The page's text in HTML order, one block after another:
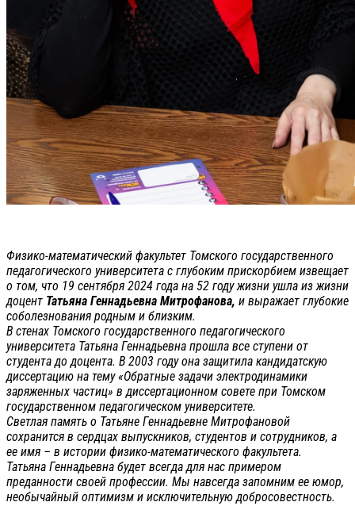
Физико-математический факультет Томского государственного
педагогического университета с глубоким прискорбием извещает
о том, что 19 сентября 2024 года на 52 году жизни ушла из жизни
доцент Татьяна Геннадьевна Митрофанова, и выражает глубокие
соболезнования родным и близким.
В стенах Томского государственного педагогического
университета Татьяна Геннадьевна прошла все ступени от
студента до доцента. В 2003 году она защитила кандидатскую
диссертацию на тему «Обратные задачи электродинамики
заряженных частиц» в диссертационном совете при Томском
государственном педагогическом университете.
Светлая память о Татьяне Геннадьевне Митрофановой
сохранится в сердцах выпускников, студентов и сотрудников, а
ее имя – в истории физико-математического факультета.
Татьяна Геннадьевна будет всегда для нас примером
преданности своей профессии. Мы навсегда запомним ее юмор,
необычайный оптимизм и исключительную добросовестность.